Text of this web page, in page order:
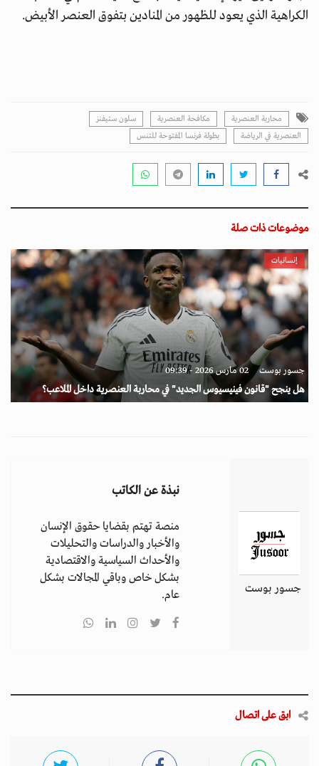
الكراهية الذي يعود للظهور من المنادين بتفوق العنصر الأبيض.
محاربة العنصرية مكافحة العنصرية
سلون ستيفنز
العنصرية في الرياضة
بطولة فرنسا المفتوحة للتنس
موضوعات ذات صلة
إنسانيات
جسور بوست 02 مارس 2026 - 09:39
هل ينجح "قانون فينيسيوس الجديد" في محاربة العنصرية داخل الملاعب؟
جسور بوست
نبذة عن الكاتب
منصة تهتم بقضايا حقوق الإنسان
والأخبار والدراسات والتحليلات
والأحداث السياسية والاقتصادية
بشكل خاص وباقي المجالات بشكل
عام.
ابق على اتصال